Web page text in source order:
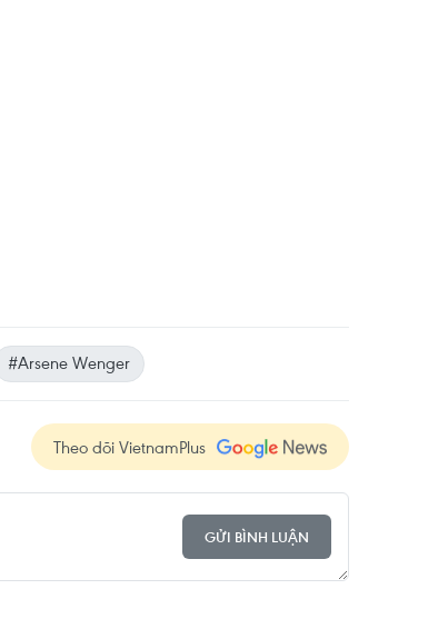
#Arsene Wenger
Theo dõi VietnamPlus
GỬI BÌNH LUẬN